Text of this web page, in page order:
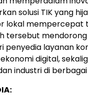
solusi TIK yang
lokal mempercepat
tersebut
penyedia layanan
digital,
industri di